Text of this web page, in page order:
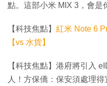
點。這部小米 MIX 3，會是
【科技焦點】 紅米 Note 6
【vs 水貨】
【科技焦點】港府將引入
人！方保僑：保安須處理得